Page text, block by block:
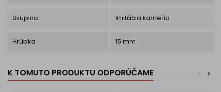
Skupina Imitácia kameňa
Hrúbka 15 mm
K TOMUTO PRODUKTU ODPORÚČAME >
<